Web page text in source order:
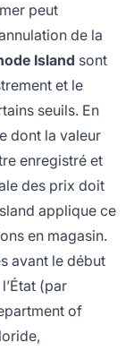
peut
de la
Island sont
et le
seuils. En
dont la valeur
enregistré et
des prix doit
applique ce
en magasin.
avant le début
(par
of